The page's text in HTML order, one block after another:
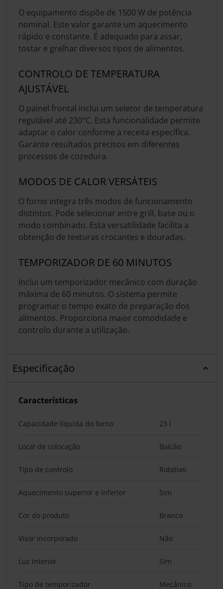
O equipamento dispõe de 1500 W de potência
nominal. Este valor garante um aquecimento
rápido e constante. É adequado para assar,
tostar e grelhar diversos tipos de alimentos.
CONTROLO DE TEMPERATURA
AJUSTÁVEL
O painel frontal inclui um seletor de temperatura
regulável até 230°C. Esta funcionalidade permite
adaptar o calor conforme a receita específica.
Garante resultados precisos em diferentes
processos de cozedura.
MODOS DE CALOR VERSÁTEIS
O forno integra três modos de funcionamento
distintos. Pode selecionar entre grill, base ou o
modo combinado. Esta versatilidade facilita a
obtenção de texturas crocantes e douradas.
TEMPORIZADOR DE 60 MINUTOS
Inclui um temporizador mecânico com duração
máxima de 60 minutos. O sistema permite
programar o tempo exato de preparação dos
alimentos. Proporciona maior comodidade e
controlo durante a utilização.
Especificação
Características
Capacidade líquida do forno 23 l
Local de colocação Balcão
Tipo de controlo Rotativo
Aquecimento superior e inferior Sim
Cor do produto Branco
Visor incorporado Não
Luz interior Sim
Tipo de temporizador Mecânico